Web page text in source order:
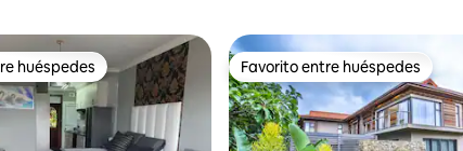
huéspedes
huéspedes Favorito entre huéspedes
Favorito entre huéspedes